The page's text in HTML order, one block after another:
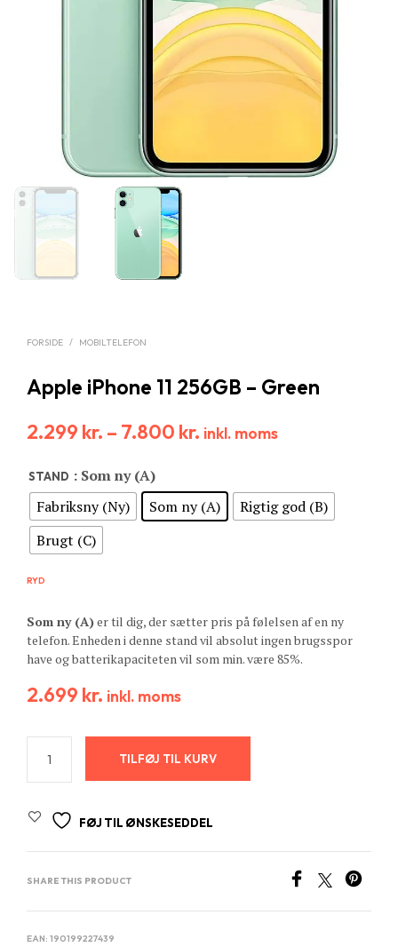
FORSIDE / MOBILTELEFON
Apple iPhone 11 256GB – Green
2.299 kr. – 7.800 kr. inkl. moms
STAND : Som ny (A)
Fabriksny (Ny)
Som ny (A)
Rigtig god (B)
Brugt (C)
RYD
Som ny (A)er til dig, der sætter pris på følelsen af en ny
telefon. Enheden i denne stand vil absolut ingen brugsspor
have og batterikapaciteten vil som min. være 85%.
2.699 kr. inkl. moms
TILFØJ TIL KURV
FØJ TIL ØNSKESEDDEL
SHARE THIS PRODUCT
EAN: 190199227439